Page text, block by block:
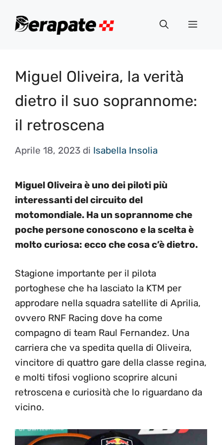
Menu
Miguel Oliveira, la verità
dietro il suo soprannome:
il retroscena
Aprile 18, 2023 di Isabella Insolia
Miguel Oliveira è uno dei piloti più
interessanti del circuito del
motomondiale. Ha un soprannome che
poche persone conoscono e la scelta è
molto curiosa: ecco che cosa c’è dietro.
Stagione importante per il pilota
portoghese che ha lasciato la KTM per
approdare nella squadra satellite di Aprilia,
ovvero RNF Racing dove ha come
compagno di team Raul Fernandez. Una
carriera che va spedita quella di Oliveira,
vincitore di quattro gare della classe regina,
e molti tifosi vogliono scoprire alcuni
retroscena e curiosità che lo riguardano da
vicino.